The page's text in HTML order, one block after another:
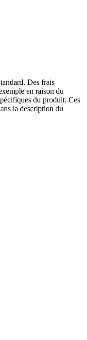
Des frais
en raison du
du produit. Ces
la description du